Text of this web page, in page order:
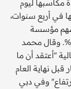
مكاسبها ليوم
في أربع سنوات،
1.59% يقوده سهم مؤسسة
الإمارات للاتصالات (اتصالات) الذي صعد 1.43%. وقال محمد
"أعتقد أن ما
نهاية العام
وفي دبي